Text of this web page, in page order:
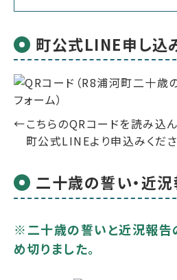
町公式LINE申し込
←こちらのQRコードを読み込
町公式LINEより申込みくださ
二十歳の誓い・近
※二十歳の誓いと近況報告
め切りました。